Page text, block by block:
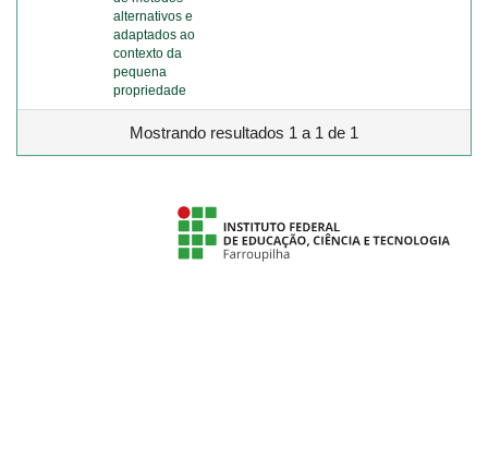
alternativos e
adaptados ao
contexto da
pequena
propriedade
Mostrando resultados 1 a 1 de 1